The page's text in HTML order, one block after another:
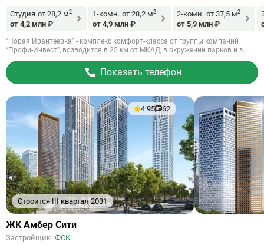
Студия от 28,2 м2
от 4,2 млн ₽
1-комн. от 28,2 м2
от 4,9 млн ₽
2-комн. от 37,5 м2
от 5,9 млн ₽
“Новая Ивантеевка” - комплекс комфорт-класса от группы компаний
“Профи-Инвест”, возводится в 25 км от МКАД, в окружении парков и з...
Показать телефон
Строится III квартал 2031
4.95 62
Ссылка
объект
ЖК Амбер Сити
Застройщик ФСК